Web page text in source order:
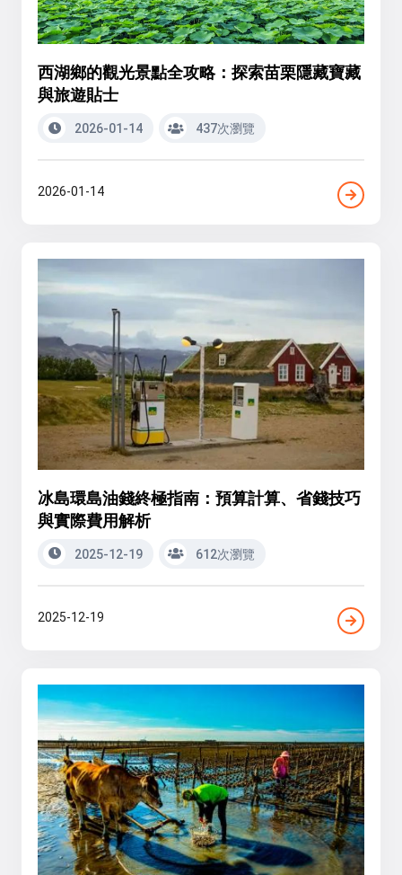
西湖鄉的觀光景點全攻略：探索苗栗隱藏寶藏
與旅遊貼士
2026-01-14 437次瀏覽
2026-01-14
冰島環島油錢終極指南：預算計算、省錢技巧
與實際費用解析
2025-12-19 612次瀏覽
2025-12-19